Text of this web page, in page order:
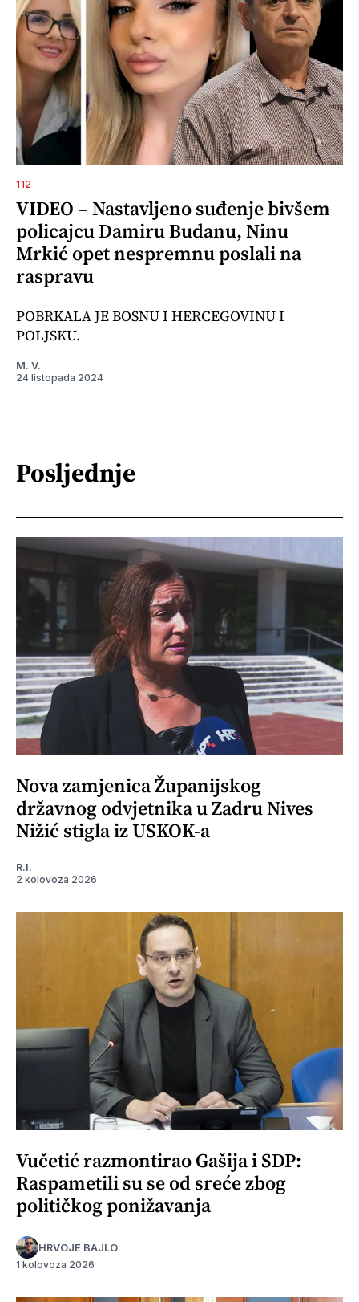
112
VIDEO – Nastavljeno suđenje bivšem
policajcu Damiru Budanu, Ninu
Mrkić opet nespremnu poslali na
raspravu
POBRKALA JE BOSNU I HERCEGOVINU I
POLJSKU.
M. V.
24 listopada 2024
Posljednje
Nova zamjenica Županijskog
državnog odvjetnika u Zadru Nives
Nižić stigla iz USKOK-a
R.I.
2 kolovoza 2026
Vučetić razmontirao Gašija i SDP:
Raspametili su se od sreće zbog
političkog ponižavanja
HRVOJE BAJLO
1 kolovoza 2026